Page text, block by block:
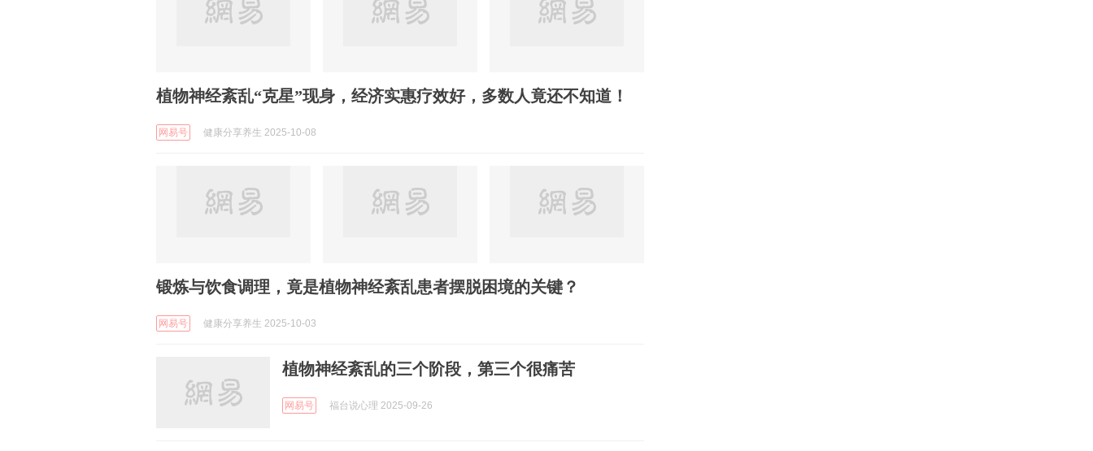
植物神经紊乱“克星”现身，经济实惠疗效好，多数人竟还不知道！
网易号 健康分享养生 2025-10-08
锻炼与饮食调理，竟是植物神经紊乱患者摆脱困境的关键？
网易号 健康分享养生 2025-10-03
植物神经紊乱的三个阶段，第三个很痛苦
网易号 福台说心理 2025-09-26